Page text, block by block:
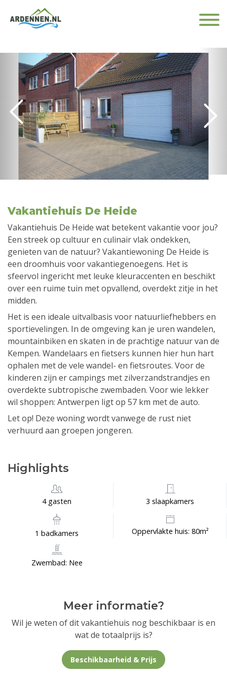
Vakantiehuis De Heide
Vakantiehuis De Heide wat betekent vakantie voor jou?
Een streek op cultuur en culinair vlak ondekken,
genieten van de natuur? Vakantiewoning De Heide is
een droomhuis voor vakantiegenoegens. Het is
sfeervol ingericht met leuke kleuraccenten en beschikt
over een ruime tuin met opvallend, overdekt zitje in het
midden.
Het is een ideale uitvalbasis voor natuurliefhebbers en
sportievelingen. In de omgeving kan je uren wandelen,
mountainbiken en skaten in de prachtige natuur van de
Kempen. Wandelaars en fietsers kunnen hier hun hart
ophalen met de vele wandel- en fietsroutes. Voor de
kinderen zijn er campings met zilverzandstrandjes en
overdekte subtropische zwembaden. Voor wie lekker
wil shoppen: Antwerpen ligt op 57 km met de auto.
Let op! Deze woning wordt vanwege de rust niet
verhuurd aan groepen jongeren.
Highlights
4 gasten 3 slaapkamers
1 badkamers Oppervlakte huis: 80m²
Zwembad: Nee
Meer informatie?
Wil je weten of dit vakantiehuis nog beschikbaar is en
wat de totaalprijs is?
Beschikbaarheid & Prijs